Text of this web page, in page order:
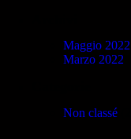
Maggio 2022
Marzo 2022
Non classé